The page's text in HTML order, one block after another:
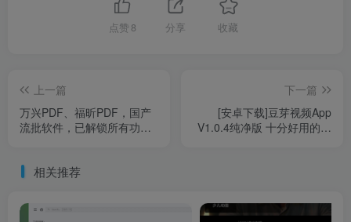
点赞 8 分享 收藏
上一篇
万兴PDF、福昕PDF，国产
流批软件，已解锁所有功
下一篇
[安卓下载]豆芽视频App
V1.0.4纯净版 十分好用的手
相关推荐